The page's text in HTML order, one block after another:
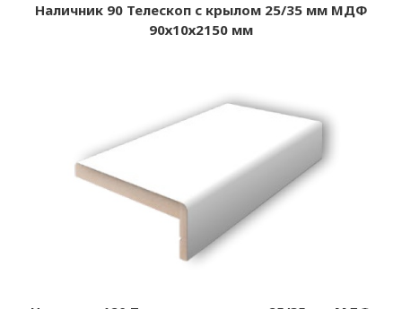
Наличник 90 Телескоп с крылом 25/35 мм МДФ
90х10х2150 мм